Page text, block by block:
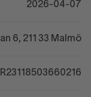
2026-04-07
6, 211 33 Malmö